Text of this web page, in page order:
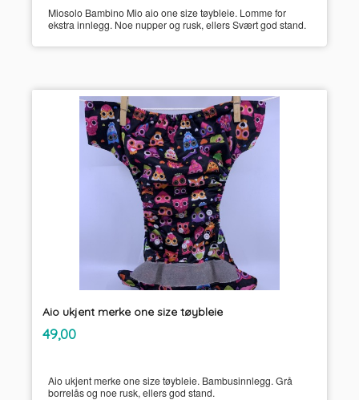
Miosolo Bambino Mio aio one size tøybleie. Lomme for
ekstra innlegg. Noe nupper og rusk, ellers Svært god stand.
Aio ukjent merke one size tøybleie
Pris
49,00mva.
Aio ukjent merke one size tøybleie. Bambusinnlegg. Grå
borrelås og noe rusk, ellers god stand.